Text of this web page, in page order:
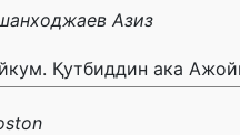
Азиз
Қутбиддин ака